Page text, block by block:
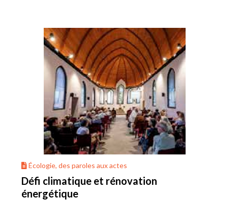
Écologie, des paroles aux actes
Défi climatique et rénovation
énergétique